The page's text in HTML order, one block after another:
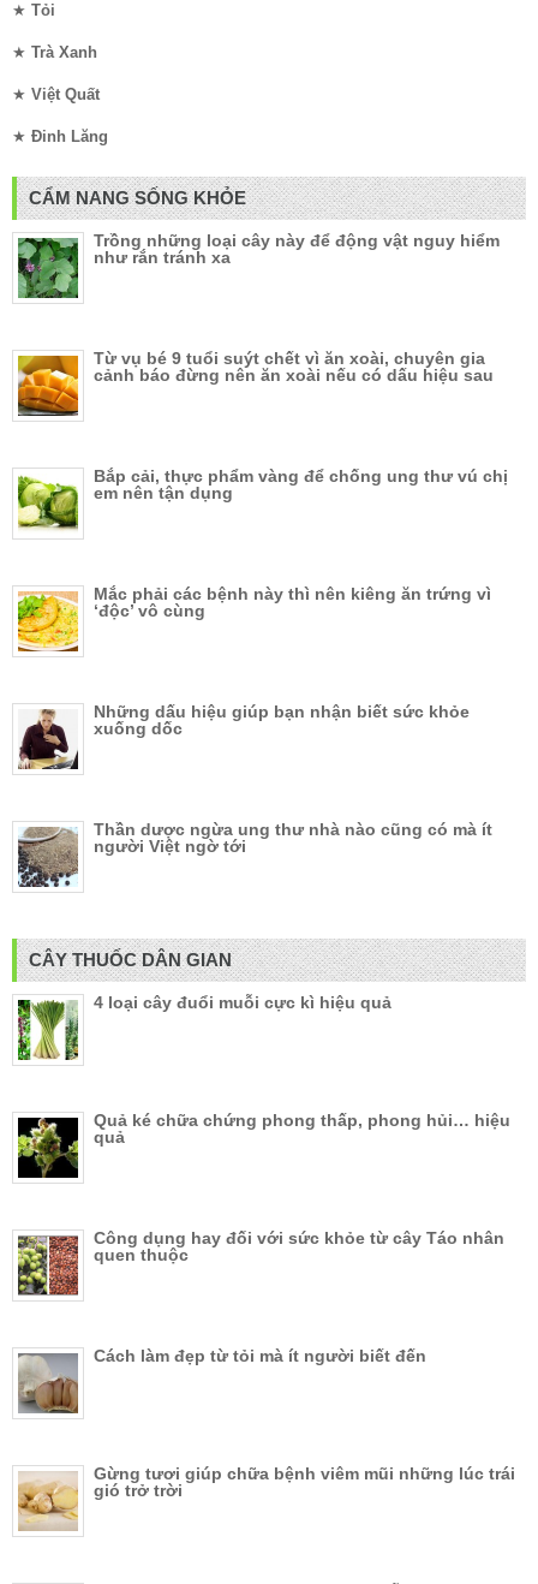
★ Tỏi
★ Trà Xanh
★ Việt Quất
★ Đinh Lăng
CẨM NANG SỐNG KHỎE
Trồng những loại cây này để động vật nguy hiểm
như rắn tránh xa
Từ vụ bé 9 tuổi suýt chết vì ăn xoài, chuyên gia
cảnh báo đừng nên ăn xoài nếu có dấu hiệu sau
Bắp cải, thực phẩm vàng để chống ung thư vú chị
em nên tận dụng
Mắc phải các bệnh này thì nên kiêng ăn trứng vì
‘độc’ vô cùng
Những dấu hiệu giúp bạn nhận biết sức khỏe
xuống dốc
Thần dược ngừa ung thư nhà nào cũng có mà ít
người Việt ngờ tới
CÂY THUỐC DÂN GIAN
4 loại cây đuổi muỗi cực kì hiệu quả
Quả ké chữa chứng phong thấp, phong hủi… hiệu
quả
Công dụng hay đối với sức khỏe từ cây Táo nhân
quen thuộc
Cách làm đẹp từ tỏi mà ít người biết đến
Gừng tươi giúp chữa bệnh viêm mũi những lúc trái
gió trở trời